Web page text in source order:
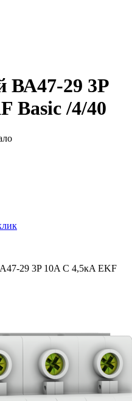
ВА47-29 3P
Basic /4/40
29 3P 10A C 4,5кA EKF